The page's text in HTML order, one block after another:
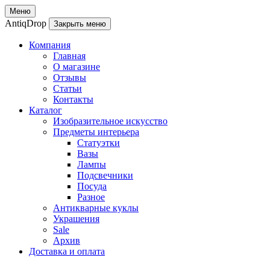
Меню
AntiqDrop Закрыть меню
Компания
Главная
О магазине
Отзывы
Статьи
Контакты
Каталог
Изобразительное искусство
Предметы интерьера
Статуэтки
Вазы
Лампы
Подсвечники
Посуда
Разное
Антикварные куклы
Украшения
Sale
Архив
Доставка и оплата